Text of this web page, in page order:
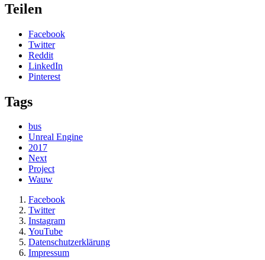
Teilen
Facebook
Twitter
Reddit
LinkedIn
Pinterest
Tags
bus
Unreal Engine
2017
Next
Project
Wauw
Facebook
Twitter
Instagram
YouTube
Datenschutzerklärung
Impressum